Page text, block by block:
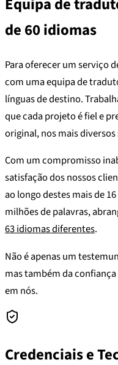
Equipa de
de 60 idiomas
Para oferecer um serviço
com uma equipa de
línguas de destino.
que cada projeto é fiel e
original, nos mais
Com um compromisso
satisfação dos nossos
ao longo destes mais de
milhões de palavras,
63 idiomas diferentes.
Não é apenas um
mas também da
em nós.
Credenciais e